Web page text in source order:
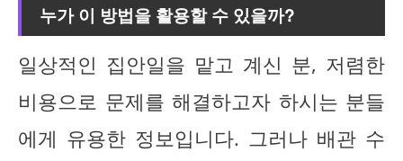
누가 이 방법을 활용할 수 있을까?
일상적인 집안일을 맡고 계신 분, 저렴한
비용으로 문제를 해결하고자 하시는 분들
에게 유용한 정보입니다. 그러나 배관 수